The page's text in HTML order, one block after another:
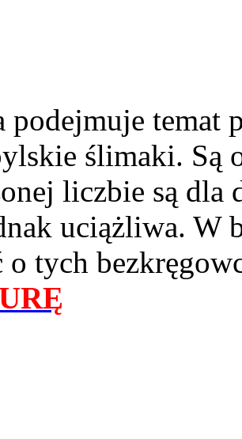
podejmuje temat
ślimaki. Są
liczbie są dla
uciążliwa. W
o tych